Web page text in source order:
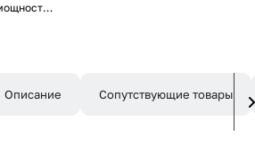
Описание Сопутствующие товары